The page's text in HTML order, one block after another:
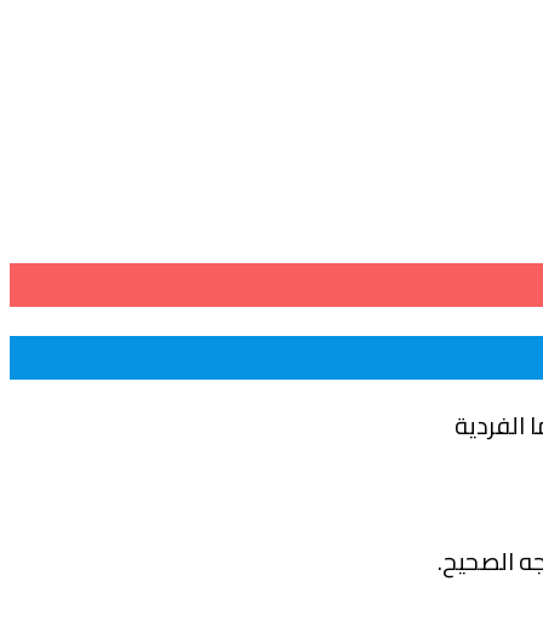
الفردية
الصحيح.